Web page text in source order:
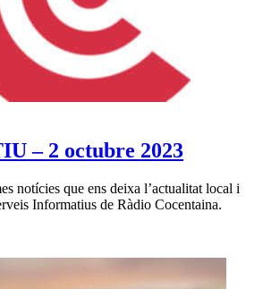
– 2 octubre 2023
notícies que ens deixa l’actualitat local i
Informatius de Ràdio Cocentaina.